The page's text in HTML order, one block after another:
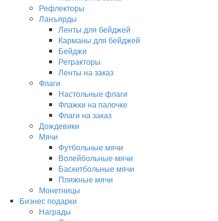
Рефлекторы
Ланъярды
Ленты для бейджей
Карманы для бейджей
Бейджи
Ретракторы
Ленты на заказ
Флаги
Настольные флаги
Флажки на палочке
Флаги на заказ
Дождевики
Мячи
Футбольные мячи
Волейбольные мячи
Баскетбольные мячи
Пляжные мячи
Монетницы
Бизнес подарки
Награды